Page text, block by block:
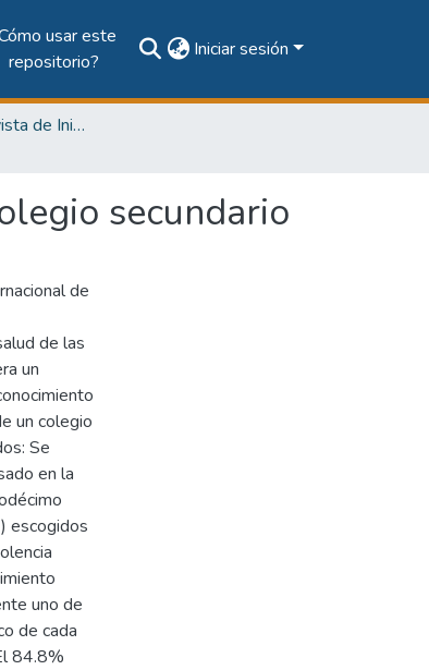
usar este
repositorio?
Iniciar sesión
2018, Vol. 4: Revista de Iniciación Científica, Edición Especial
secundario
de
de las
un
un colegio
Se
en la
escogidos
uno de
de cada
84.8%